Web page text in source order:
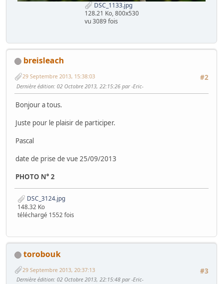
DSC_1133.jpg
128.21 Ko, 800x530
vu 3089 fois
breisleach
#2
29 Septembre 2013, 15:38:03
Dernière édition: 02 Octobre 2013, 22:15:26 par -Eric-
Bonjour a tous.
Juste pour le plaisir de participer.
Pascal
date de prise de vue 25/09/2013
PHOTO N° 2
DSC_3124.jpg
148.32 Ko
téléchargé 1552 fois
torobouk
#3
29 Septembre 2013, 20:37:13
Dernière édition: 02 Octobre 2013, 22:15:48 par -Eric-